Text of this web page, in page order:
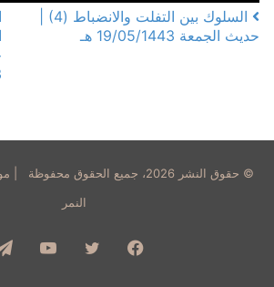
Post navigation
السلوك بين التفلت والانضباط (4) |
حديث الجمعة 19/05/1443 هـ
© حقوق النشر 2026، جميع الحقوق
النمر
فيسبوك تويتر